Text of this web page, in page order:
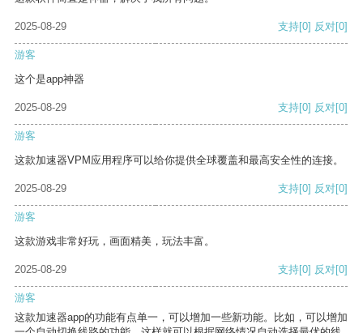
2025-08-29 支持[0] 反对[0]
游客
这个是app神器
2025-08-29 支持[0] 反对[0]
游客
这款加速器VPM应用程序可以给你提供全球覆盖和最高安全性的连接。
2025-08-29 支持[0] 反对[0]
游客
这款游戏非常好玩，画面精美，玩法丰富。
2025-08-29 支持[0] 反对[0]
游客
这款加速器app的功能有点单一，可以增加一些新功能。比如，可以增加